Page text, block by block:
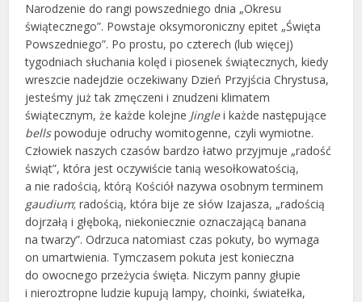
Narodzenie do rangi powszedniego dnia „Okresu
świątecznego”. Powstaje oksymoroniczny epitet „Święta
Powszedniego”. Po prostu, po czterech (lub więcej)
tygodniach słuchania kolęd i piosenek świątecznych, kiedy
wreszcie nadejdzie oczekiwany Dzień Przyjścia Chrystusa,
jesteśmy już tak zmęczeni i znudzeni klimatem
świątecznym, że każde kolejne Jinglei każde następujące
bellspowoduje odruchy womitogenne, czyli wymiotne.
Człowiek naszych czasów bardzo łatwo przyjmuje „radość
świąt”, która jest oczywiście tanią wesołkowatością,
a nie radością, którą Kościół nazywa osobnym terminem
gaudium; radością, która bije ze słów Izajasza, „radością
dojrzałą i głęboką, niekoniecznie oznaczającą banana
na twarzy”. Odrzuca natomiast czas pokuty, bo wymaga
on umartwienia. Tymczasem pokuta jest konieczna
do owocnego przeżycia święta. Niczym panny głupie
i nieroztropne ludzie kupują lampy, choinki, światełka,